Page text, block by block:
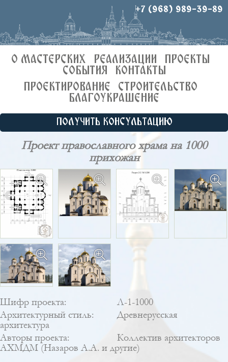
+7 (968) 989-39-89
О МАСТЕРСКИХ РЕАЛИЗАЦИИ
ПРОЕКТЫ
СОБЫТИЯ
КОНТАКТЫ
ПРОЕКТИРОВАНИЕ
СТРОИТЕЛЬСТВО
БЛАГОУКРАШЕНИЕ
ПОЛУЧИТЬ КОНСУЛЬТАЦИЮ
Проект православного храма на 1000
прихожан
Шифр проекта:
Л-1-1000
Архитектурный стиль:
Древнерусская
архитектура
Авторы проекта:
Коллектив архитекторов
АХМДМ (Назаров А.А. и другие)